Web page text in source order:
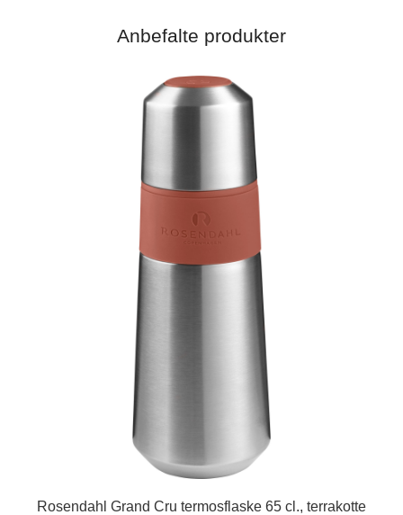
Anbefalte produkter
Rosendahl Grand Cru termosflaske 65 cl., terrakotte